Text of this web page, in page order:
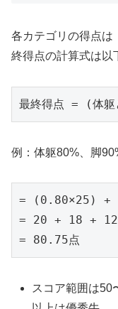
各カテゴリの得点は
終得点の計算式は以
例：体躯80%、脚
= (0.80×25) +
= 20 + 18 +
スコア範囲は50